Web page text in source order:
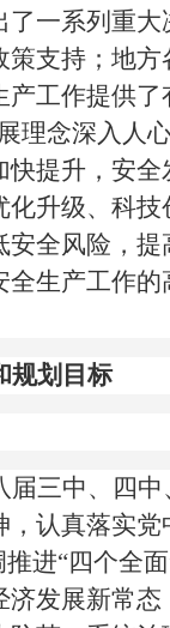
一系列重
支持；地
工作提供
理念深入人
提升，安
升级、科
全风险，
生产工作
规划目标
三中、四
认真落实
进“四个全
发展新常